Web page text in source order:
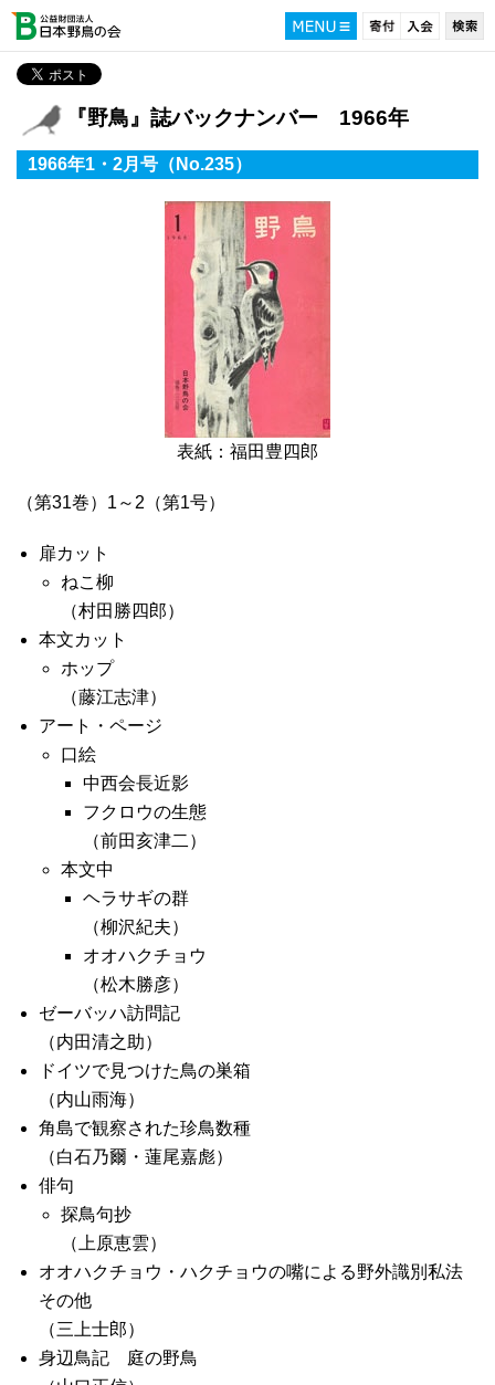
『野鳥』誌バックナンバー 1966年
1966年1・2月号（No.235）
表紙：福田豊四郎
（第31巻）1～2（第1号）
扉カット
ねこ柳
（村田勝四郎）
本文カット
ホップ
（藤江志津）
アート・ページ
口絵
中西会長近影
フクロウの生態
（前田亥津二）
本文中
ヘラサギの群
（柳沢紀夫）
オオハクチョウ
（松木勝彦）
ゼーバッハ訪問記
（内田清之助）
ドイツで見つけた鳥の巣箱
（内山雨海）
角島で観察された珍鳥数種
（白石乃爾・蓮尾嘉彪）
俳句
探鳥句抄
（上原恵雲）
オオハクチョウ・ハクチョウの嘴による野外識別私法
その他
（三上士郎）
身辺鳥記 庭の野鳥